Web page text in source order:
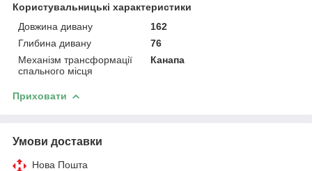
Користувальницькі характеристики
Довжина дивану
162
Глибина дивану
76
Механізм трансформації
спального місця
Канапа
Приховати
Умови доставки
Нова Пошта